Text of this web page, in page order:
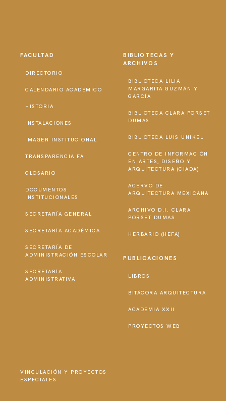
FACULTAD
DIRECTORIO
CALENDARIO ACADÉMICO
HISTORIA
INSTALACIONES
IMAGEN INSTITUCIONAL
TRANSPARENCIA FA
GLOSARIO
DOCUMENTOS
INSTITUCIONALES
SECRETARÍA GENERAL
SECRETARÍA ACADÉMICA
SECRETARÍA DE
ADMINISTRACIÓN ESCOLAR
SECRETARÍA
ADMINISTRATIVA
BIBLIOTECAS Y
ARCHIVOS
BIBLIOTECA LILIA
MARGARITA GUZMÁN Y
GARCÍA
BIBLIOTECA CLARA PORSET
DUMAS
BIBLIOTECA LUIS UNIKEL
CENTRO DE INFORMACIÓN
EN ARTES, DISEÑO Y
ARQUITECTURA (CIADA)
ACERVO DE
ARQUITECTURA MEXICANA
ARCHIVO D.I. CLARA
PORSET DUMAS
HERBARIO (HEFA)
PUBLICACIONES
LIBROS
BITÁCORA ARQUITECTURA
ACADEMIA XXII
PROYECTOS WEB
VINCULACIÓN Y PROYECTOS
ESPECIALES